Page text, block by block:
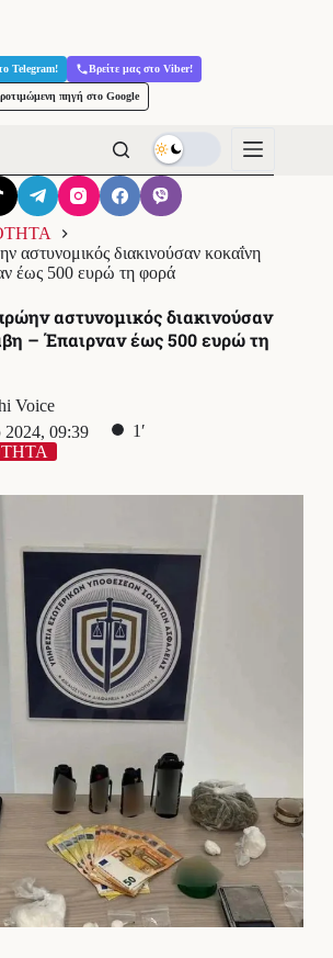
Telegram! Βρείτε μας στο Viber!
πηγή στο Google
αστυνομικός διακινούσαν κοκαΐνη
έως 500 ευρώ τη φορά
αστυνομικός διακινούσαν
– Έπαιρναν έως 500 ευρώ τη
Voice
2024, 09:39
1′